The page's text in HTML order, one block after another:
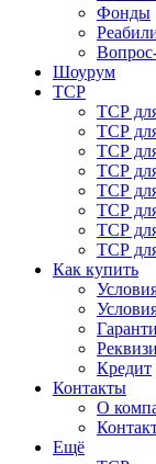
Фонды
Шоурум
ТСР
ТСР
ТСР
ТСР
ТСР
ТСР
ТСР
ТСР
ТСР
Как купить
Кредит
Контакты
О
Ещё